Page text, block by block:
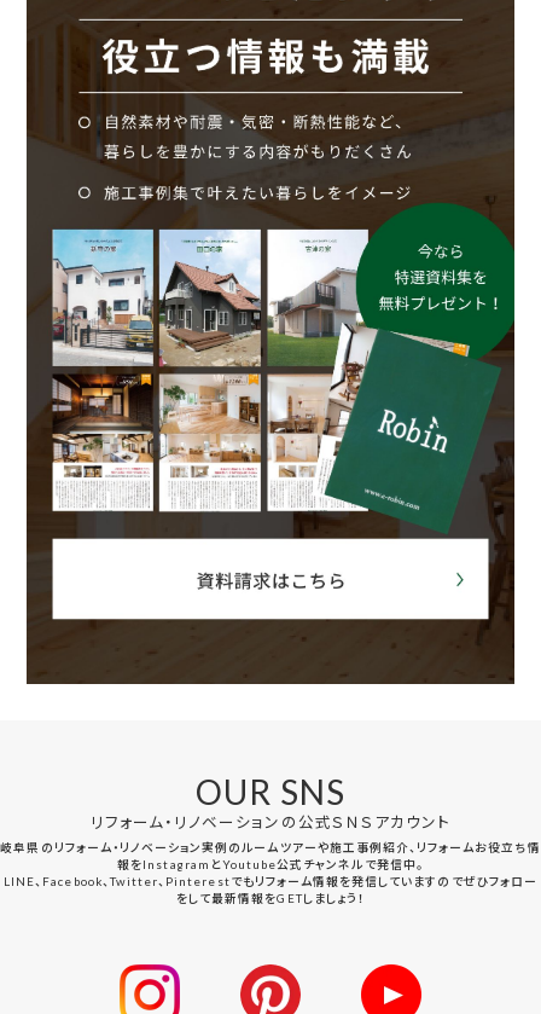
OUR SNS
リフォーム・リノベーションの公式ＳＮＳアカウント
岐阜県のリフォーム・リノベーション実例のルームツアーや施工事例紹介、リフォームお役立ち情
報をInstagramとYoutube公式チャンネルで発信中。
LINE、Facebook、Twitter、Pinterestでもリフォーム情報を発信していますのでぜひフォロー
をして最新情報をGETしましょう！